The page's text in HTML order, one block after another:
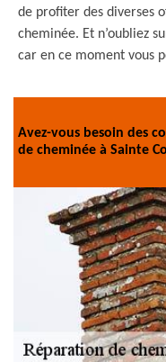
de profiter des diverses
cheminée. Et n’oubliez
car en ce moment vous
Avez-vous besoin des
de cheminée à Sainte